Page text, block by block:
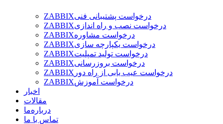
ZABBIXدرخواست پشتیبانی فنی
ZABBIXدرخواست نصب و راه اندازی
ZABBIXدرخواست مشاوره
ZABBIXدرخواست یکپارچه سازی
ZABBIXدرخواست تولید تمپلیت
ZABBIXدرخواست بروزرسانی
ZABBIX درخواست عیب یابی از راه دور
ZABBIXدرخواست آموزش
اخبار
مقالات
درباره‌ما
تماس با ما